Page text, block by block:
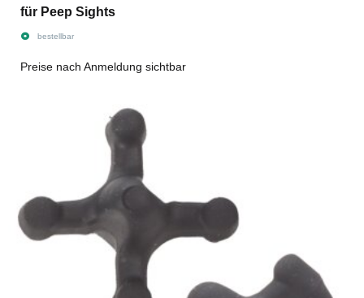
für Peep Sights
bestellbar
Preise nach Anmeldung sichtbar